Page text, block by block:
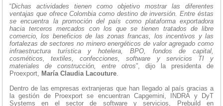
“Dichas actividades tienen como objetivo mostrar las diferentes
ventajas que ofrece Colombia como destino de inversión. Entre éstas
se encuentra la promoción del país como plataforma exportadora
hacia terceros mercados con los que se tienen tratados de libre
comercio, los beneficios de las zonas francas, los incentivos y las
fortalezas de sectores no minero energéticos de valor agregado como
infraestructura turística y hotelera, BPO, fondos de capital,
cosméticos, textiles, confecciones, software y servicios TI y
materiales de construcción, entre otros”, dijo la presidenta de
Proexport, María Claudia Lacouture.
Dentro de las empresas extranjeras que han llegado al país gracias a
la gestión de Proexport se encuentran Capgemini, INDRA y DyT
Systems en el sector de software y servicios, Prebuild en